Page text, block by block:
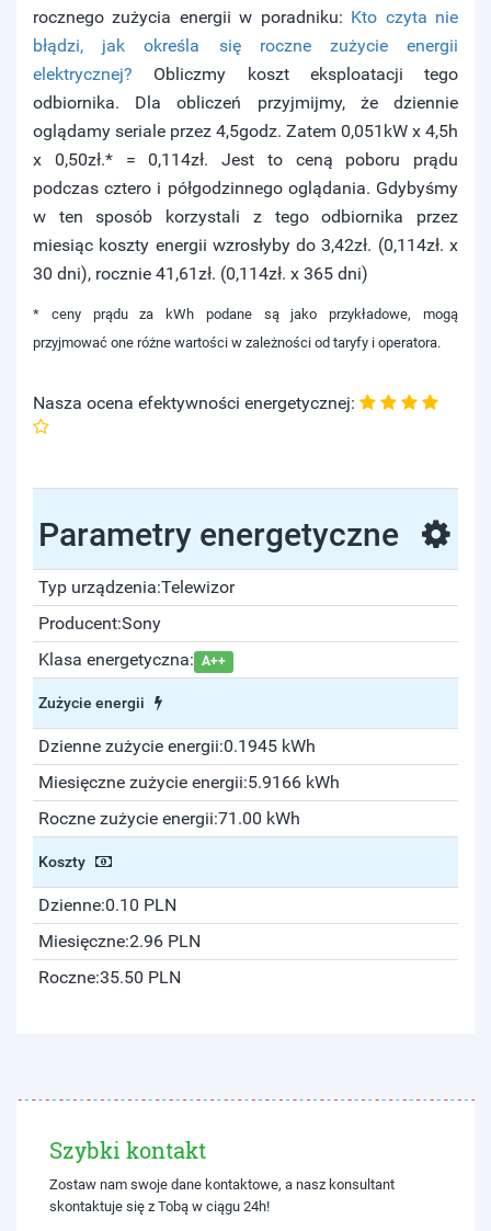
rocznego zużycia energii w poradniku: Kto czyta nie
błądzi, jak określa się roczne zużycie energii
elektrycznej? Obliczmy koszt eksploatacji tego
odbiornika. Dla obliczeń przyjmijmy, że dziennie
oglądamy seriale przez 4,5godz. Zatem 0,051kW x 4,5h
x 0,50zł.* = 0,114zł. Jest to ceną poboru prądu
podczas cztero i półgodzinnego oglądania. Gdybyśmy
w ten sposób korzystali z tego odbiornika przez
miesiąc koszty energii wzrosłyby do 3,42zł. (0,114zł. x
30 dni), rocznie 41,61zł. (0,114zł. x 365 dni)
* ceny prądu za kWh podane są jako przykładowe, mogą
przyjmować one różne wartości w zależności od taryfy i operatora.
Nasza ocena efektywności energetycznej:
Parametry energetyczne
Typ urządzenia:Telewizor
Producent:Sony
Klasa energetyczna: A++
Zużycie energii
Dzienne zużycie energii:0.1945 kWh
Miesięczne zużycie energii:5.9166 kWh
Roczne zużycie energii:71.00 kWh
Koszty
Dzienne:0.10 PLN
Miesięczne:2.96 PLN
Roczne:35.50 PLN
Szybki kontakt
Zostaw nam swoje dane kontaktowe, a nasz konsultant
skontaktuje się z Tobą w ciągu 24h!